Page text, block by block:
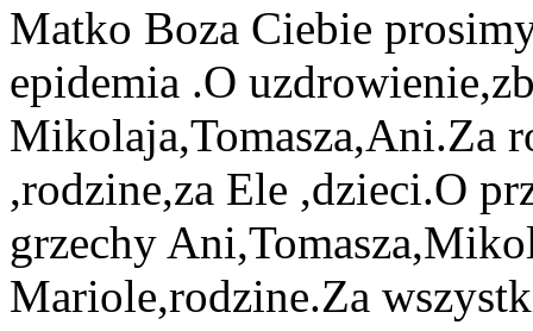
Matko Boza Ciebie
epidemia .O
Mikolaja,Tomasza,Ani.Za
,rodzine,za Ele ,dzieci.O
grzechy
Mariole,rodzine.Za